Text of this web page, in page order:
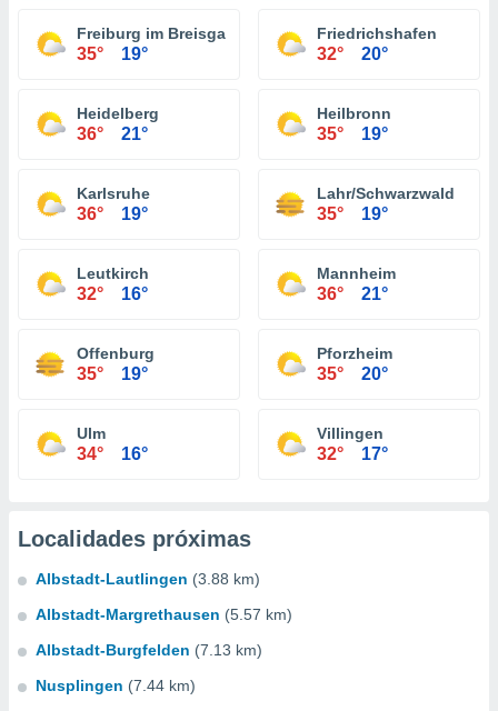
Freiburg im Breisgau
35° 19°
Friedrichshafen
32° 20°
Heidelberg
36° 21°
Heilbronn
35° 19°
Karlsruhe
36° 19°
Lahr/Schwarzwald
35° 19°
Leutkirch
32° 16°
Mannheim
36° 21°
Offenburg
35° 19°
Pforzheim
35° 20°
Ulm
34° 16°
Villingen
32° 17°
Localidades próximas
Albstadt-Lautlingen (3.88 km)
Albstadt-Margrethausen (5.57 km)
Albstadt-Burgfelden (7.13 km)
Nusplingen (7.44 km)